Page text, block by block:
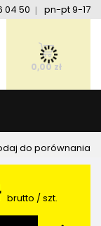
04 50 pn-pt 9-17
0,00 zł
do porównania
brutto /szt.